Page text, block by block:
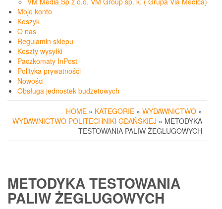
Moje konto
Koszyk
O nas
Regulamin sklepu
Koszty wysyłki
Paczkomaty InPost
Polityka prywatności
Nowości
Obsługa jednostek budżetowych
HOME » KATEGORIE » WYDAWNICTWO »
WYDAWNICTWO POLITECHNIKI GDAŃSKIEJ » METODYKA
TESTOWANIA PALIW ŻEGLUGOWYCH
METODYKA TESTOWANIA
PALIW ŻEGLUGOWYCH